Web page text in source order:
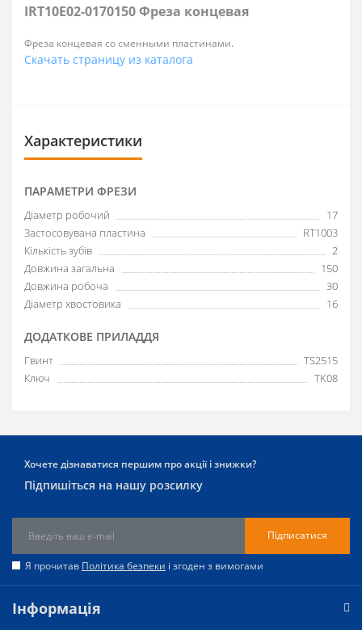
IRT10E02-0170150 Фреза концевая
Фреза концевая со сменными пластинами.
Скачать страницу из каталога
Характеристики
ПАРАМЕТРИ ФРЕЗИ
Діаметр робочий
17
Застосовувана пластина
RT1003
Кількість зубів
2
Довжина загальна
150
Довжина робоча
30
Діаметр хвостовика
16
ДОДАТКОВЕ ПРИЛАДДЯ
Гвинт
TS2515
Ключ
TK08
Хочете дізнаватися першим про акції і знижки?
Підпишіться на нашу розсилку
Підписатися
Я прочитав Політика безпеки і згоден з вимогами
Інформація